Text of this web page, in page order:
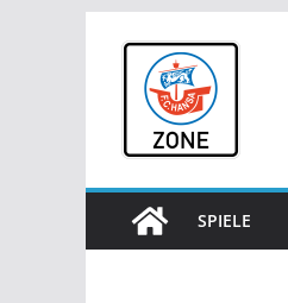
springen
SPIELE